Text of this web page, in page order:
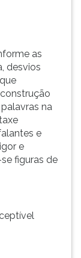
as
desvios
na
e
e
figuras de